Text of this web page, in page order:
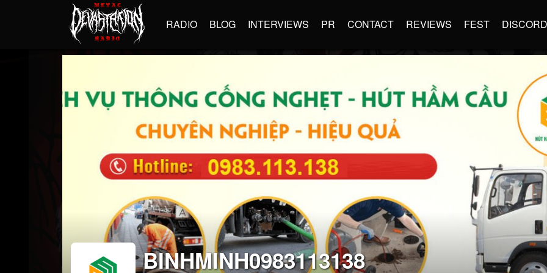
RADIO BLOG INTERVIEWS PR CONTACT REVIEWS FEST DISCORD
BINHMINH0983113138